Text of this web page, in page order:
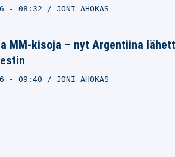
- 08:32 JONI AHOKAS
MM-kisoja – nyt Argentiina
- 09:40 JONI AHOKAS